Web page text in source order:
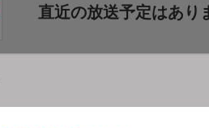
直近の放送予定はあり